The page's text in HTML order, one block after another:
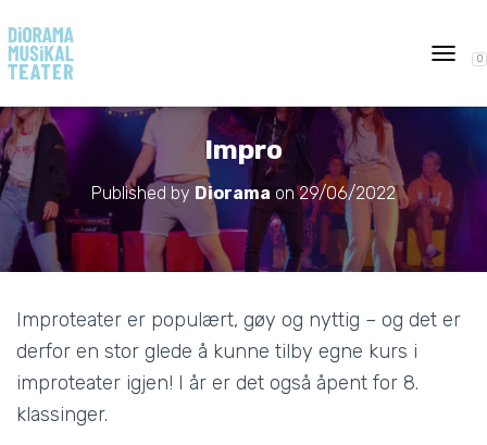
G
N
A
V
G
T
0
Impro
Published by Diorama on29/06/2022
Improteater er populært, gøy og nyttig – og det er
derfor en stor glede å kunne tilby egne kurs i
improteater igjen! I år er det også åpent for 8.
klassinger.